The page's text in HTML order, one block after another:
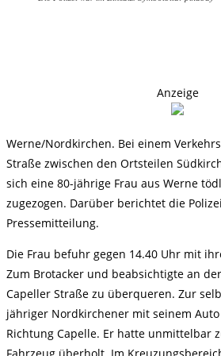
Anzeige
Werne/Nordkirchen. Bei einem
Straße zwischen den Ortsteilen
sich eine 80-jährige Frau aus Werne
zugezogen. Darüber berichtet die
Pressemitteilung.
Die Frau befuhr gegen 14.40 Uhr mit
Zum Brotacker und beabsichtigte an
Capeller Straße zu überqueren. Zur
jähriger Nordkirchener mit seinem
Richtung Capelle. Er hatte unmittelbar